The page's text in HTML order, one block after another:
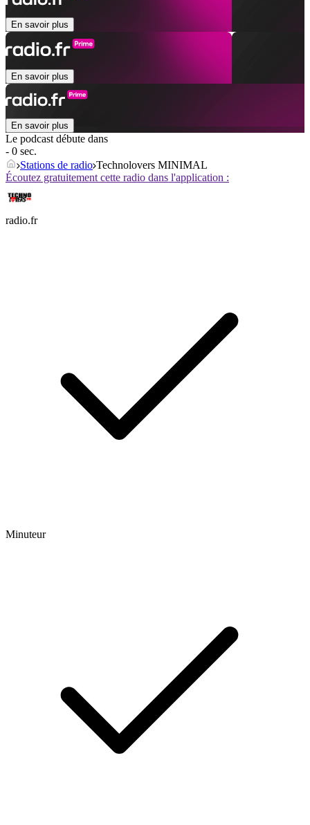
En savoir plus
En savoir plus
En savoir plus
Le podcast débute dans
- 0 sec.
Stations de radio Technolovers MINIMAL
Écoutez gratuitement cette radio dans l'application :
radio.fr
Minuteur